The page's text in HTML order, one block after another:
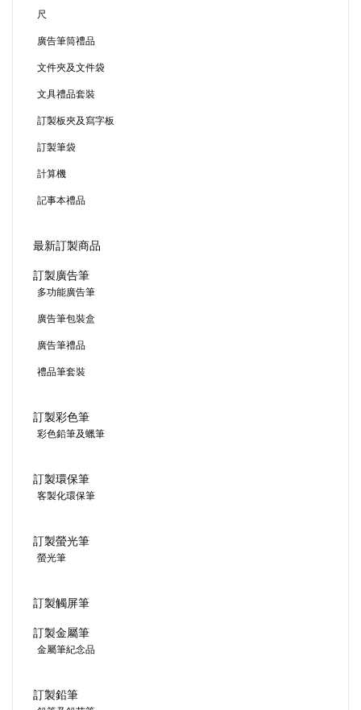
尺
廣告筆筒禮品
文件夾及文件袋
文具禮品套裝
訂製板夾及寫字板
訂製筆袋
計算機
記事本禮品
最新訂製商品
訂製廣告筆
多功能廣告筆
廣告筆包裝盒
廣告筆禮品
禮品筆套裝
訂製彩色筆
彩色鉛筆及蠟筆
訂製環保筆
客製化環保筆
訂製螢光筆
螢光筆
訂製觸屏筆
訂製金屬筆
金屬筆紀念品
訂製鉛筆